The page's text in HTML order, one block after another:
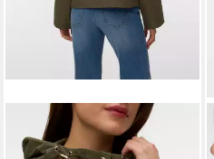
VERO MODAParka
VMMICHELA SHORT PARKA